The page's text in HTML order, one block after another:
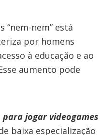
“nem-nem” está
por homens
à educação e ao
aumento pode
jogar videogames
baixa especialização